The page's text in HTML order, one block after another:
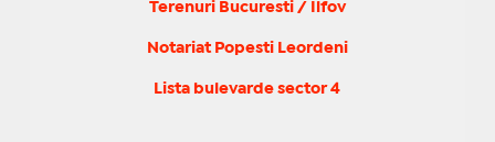
Terenuri Bucuresti / Ilfov
Notariat Popesti Leordeni
Lista bulevarde sector 4